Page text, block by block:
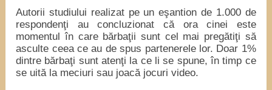
Autorii studiului realizat pe un eşantion de 1.000 de
respondenţi au concluzionat că ora cinei este
momentul în care bărbaţii sunt cel mai pregătiţi să
asculte ceea ce au de spus partenerele lor. Doar 1%
dintre bărbaţi sunt atenţi la ce li se spune, în timp ce
se uită la meciuri sau joacă jocuri video.